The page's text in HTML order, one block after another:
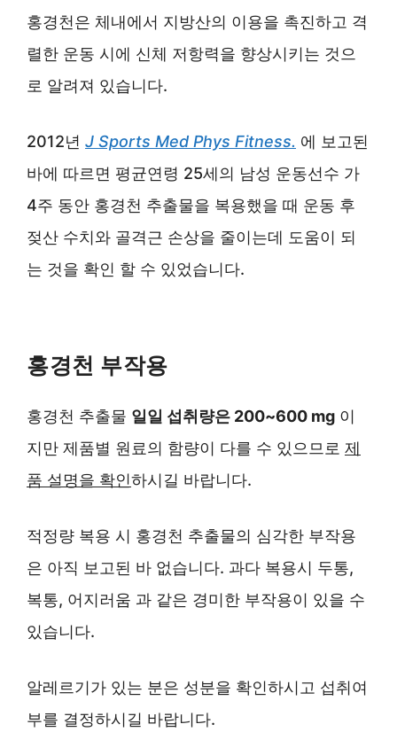
홍경천은 체내에서 지방산의 이용을 촉진하고 격
렬한 운동 시에 신체 저항력을 향상시키는 것으
로 알려져 있습니다.
2012년 J Sports Med Phys Fitness. 에 보고된
바에 따르면 평균연령 25세의 남성 운동선수 가
4주 동안 홍경천 추출물을 복용했을 때 운동 후
젖산 수치와 골격근 손상을 줄이는데 도움이 되
는 것을 확인 할 수 있었습니다.
홍경천 부작용
홍경천 추출물 일일 섭취량은 200~600 mg 이
지만 제품별 원료의 함량이 다를 수 있으므로 제
품 설명을 확인하시길 바랍니다.
적정량 복용 시 홍경천 추출물의 심각한 부작용
은 아직 보고된 바 없습니다. 과다 복용시 두통,
복통, 어지러움 과 같은 경미한 부작용이 있을 수
있습니다.
알레르기가 있는 분은 성분을 확인하시고 섭취여
부를 결정하시길 바랍니다.